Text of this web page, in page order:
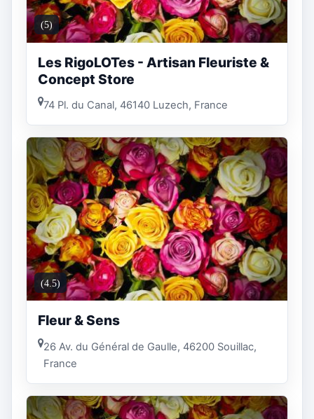
(5)
Les RigoLOTes - Artisan Fleuriste &
Concept Store
74 Pl. du Canal, 46140 Luzech, France
(4.5)
Fleur & Sens
26 Av. du Général de Gaulle, 46200 Souillac,
France